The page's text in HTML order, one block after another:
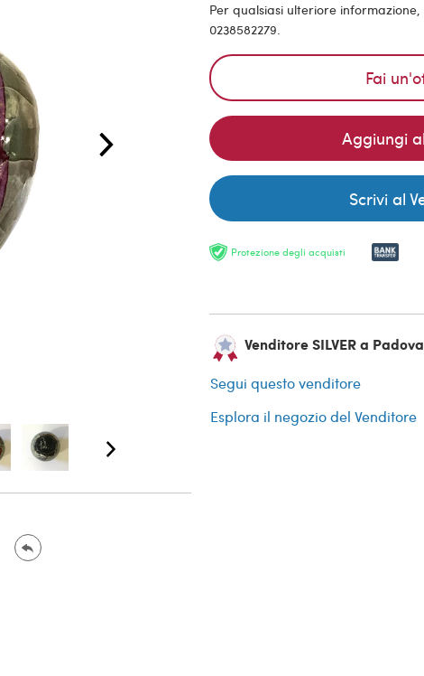
Per qualsiasi ulteriore informazione,
0238582279.
Fai
Aggiungi
Scrivi al
Protezione degli acquisti
Venditore SILVER a
Segui questo venditore
Esplora il negozio del Venditore